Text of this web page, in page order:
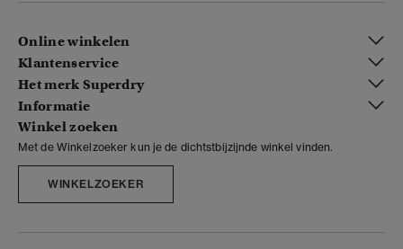
Online winkelen
Klantenservice
Het merk Superdry
Informatie
Winkel zoeken
Met de Winkelzoeker kun je de dichtstbijzijnde winkel vinden.
WINKELZOEKER